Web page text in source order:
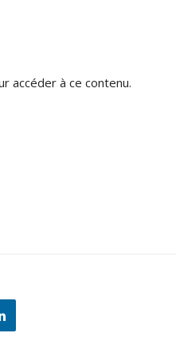
accéder à ce contenu.